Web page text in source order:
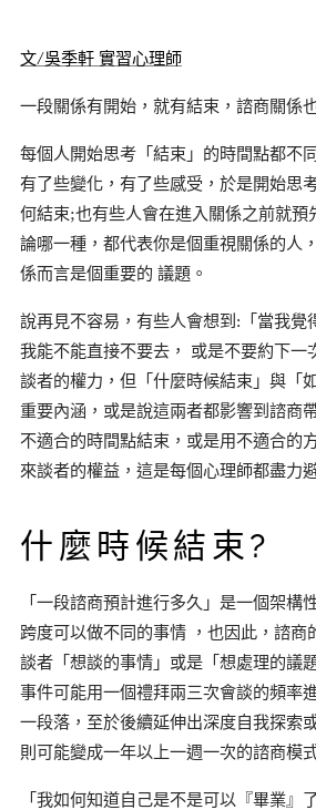
文/吳季軒 實習心理師
一段關係有開始，就有結束，諮商關係
每個人開始思考「結束」的時間點都不
有了些變化，有了些感受，於是開始思
何結束;也有些人會在進入關係之前就預
論哪一種，都代表你是個重視關係的人
係而言是個重要的 議題。
說再見不容易，有些人會想到:「當我覺
我能不能直接不要去， 或是不要約下一
談者的權力，但「什麼時候結束」與「
重要內涵，或是說這兩者都影響到諮商
不適合的時間點結束，或是用不適合的
來談者的權益，這是每個心理師都盡力
什麼時候結束?
「一段諮商預計進行多久」是一個架構
跨度可以做不同的事情 ，也因此，諮商
談者「想談的事情」或是「想處理的議
事件可能用一個禮拜兩三次會談的頻率
一段落，至於後續延伸出深度自我探索
則可能變成一年以上一週一次的諮商模
「我如何知道自己是不是可以『畢業』